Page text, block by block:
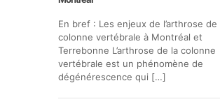
En bref : Les enjeux de l’arthrose de
colonne vertébrale à Montréal et
Terrebonne L’arthrose de la colonne
vertébrale est un phénomène de
dégénérescence qui […]